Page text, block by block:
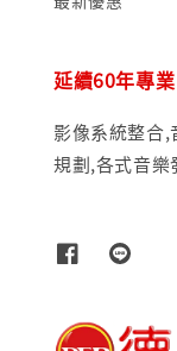
延續60年專業
影像系統整合,
規劃,各式音樂